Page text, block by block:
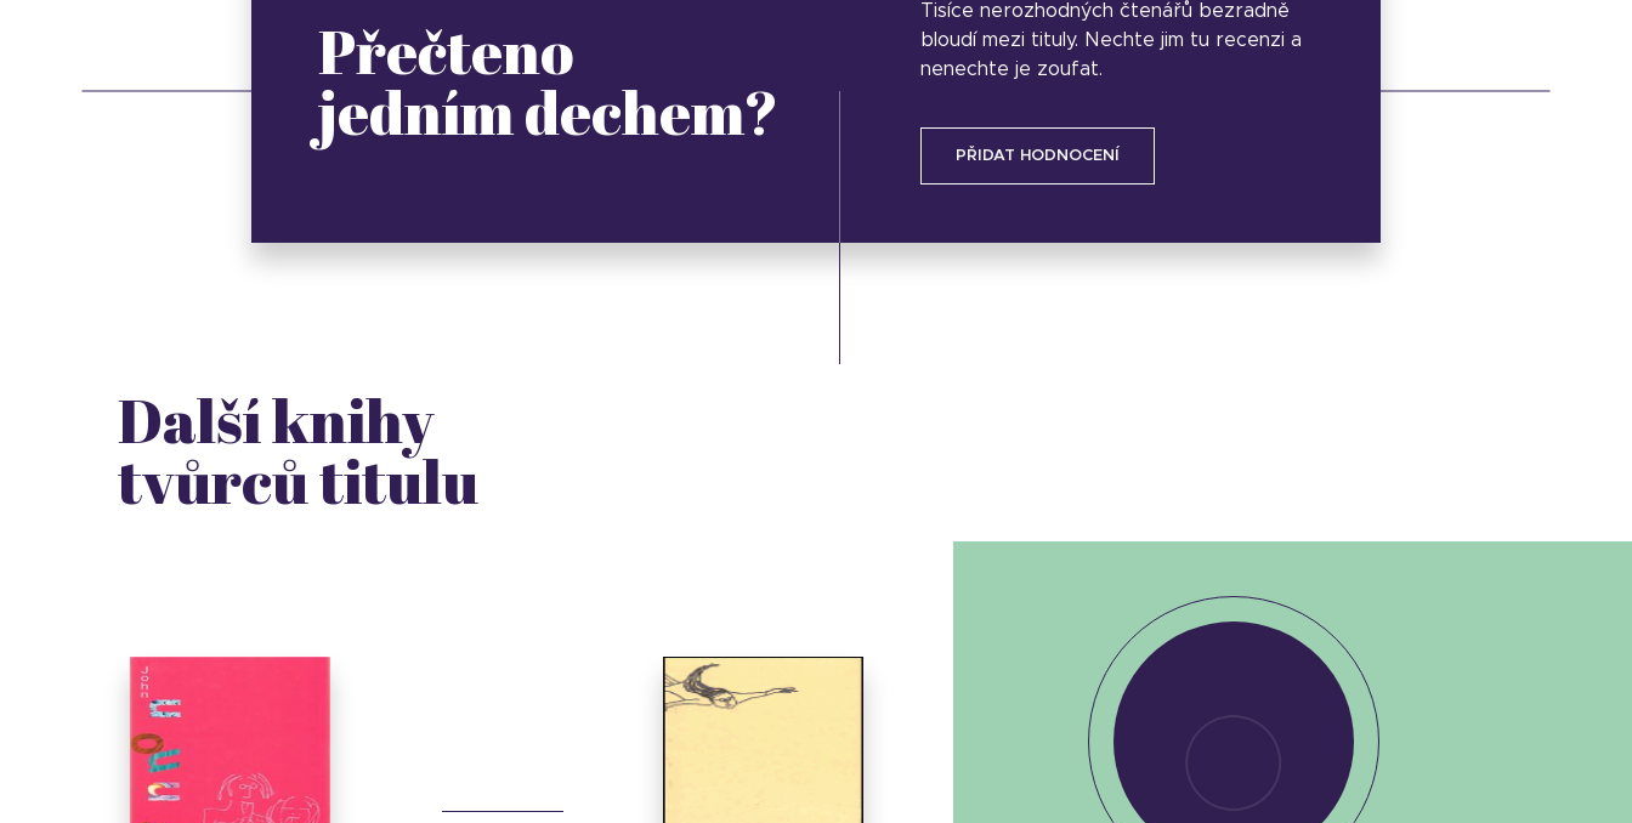
Přečteno
jedním dechem?
Tisíce nerozhodných čtenářů bezradně
bloudí mezi tituly. Nechte jim tu recenzi a
nenechte je zoufat.
PŘIDAT HODNOCENÍ
Další knihy
tvůrců titulu